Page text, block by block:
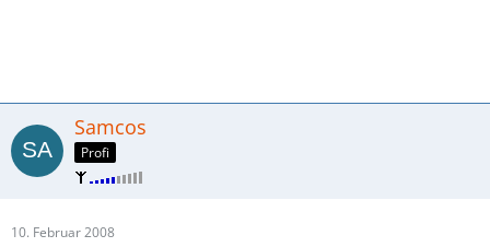
Samcos
Profi
10. Februar 2008